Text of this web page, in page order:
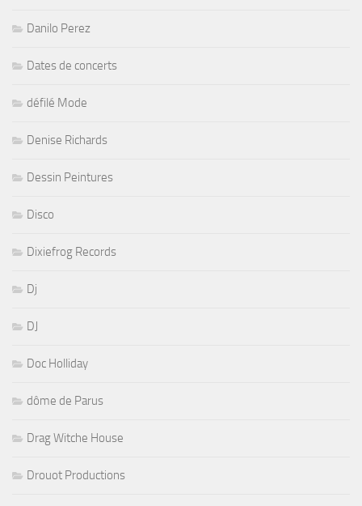
Danilo Perez
Dates de concerts
défilé Mode
Denise Richards
Dessin Peintures
Disco
Dixiefrog Records
Dj
DJ
Doc Holliday
dôme de Parus
Drag Witche House
Drouot Productions